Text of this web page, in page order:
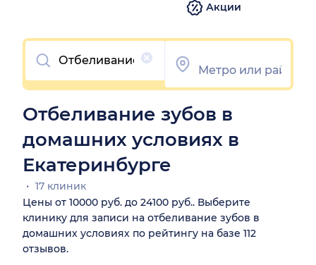
Акции
Очистить
Отбеливание зубов в
домашних условиях в
Екатеринбурге
17 клиник
Цены от 10000 руб. до 24100 руб.. Выберите
клинику для записи на отбеливание зубов в
домашних условиях по рейтингу на базе 112
отзывов.